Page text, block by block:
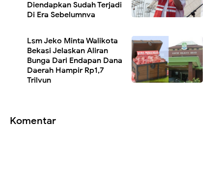
Diendapkan Sudah Terjadi
Di Era Sebelumnya
Lsm Jeko Minta Walikota
Bekasi Jelaskan Aliran
Bunga Dari Endapan Dana
Daerah Hampir Rp1,7
Trilyun
Komentar